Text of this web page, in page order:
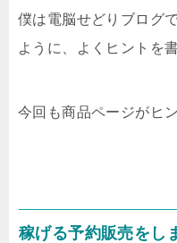
僕は電脳せどりブログ
ように、よくヒントを
今回も商品ページがヒ
稼げる予約販売をし